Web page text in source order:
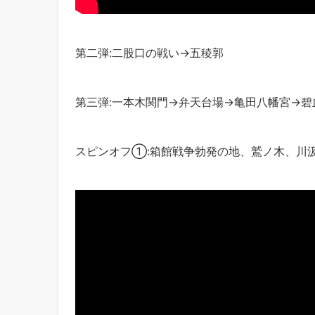
第二弾:二股口の戦い→五稜郭
第三弾:一本木関門→弁天台場→亀田八幡宮→碧
スピンオフ①:箱館戦争勃発の地、鷲ノ木、川